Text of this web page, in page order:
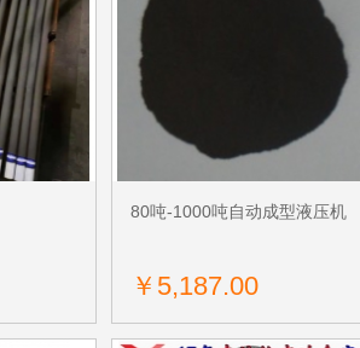
| 金属丝网 |
80吨-1000吨自动成型液压机
￥5,187.00